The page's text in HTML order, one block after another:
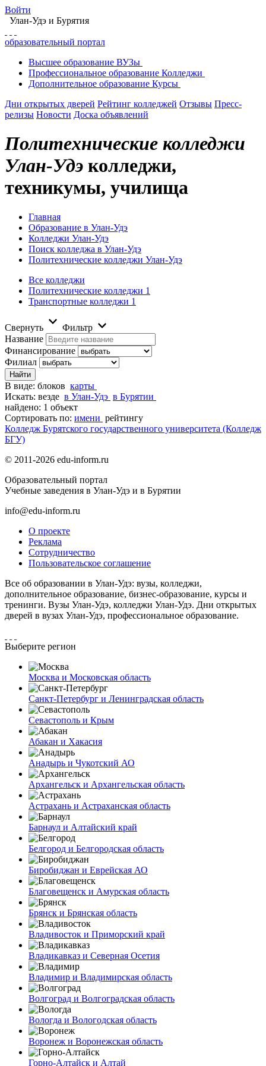
Войти
Улан-Удэ и Бурятия
образовательный портал
Высшее образование ВУЗы
Профессиональное образование Колледжи
Дополнительное образование Курсы
Дни открытых дверей Рейтинг колледжей Отзывы Пресс-
релизы Новости Доска объявлений
Политехнические колледжи
Улан-Удэ колледжи,
техникумы, училища
Главная
Образование в Улан-Удэ
Колледжи Улан-Удэ
Поиск колледжа в Улан-Удэ
Политехнические колледжи Улан-Удэ
Все колледжи
Политехнические колледжи 1
Транспортные колледжи 1
Свернуть
Фильтр
Название
Финансирование
Филиал
В виде: блоков карты
Искать: везде в Улан-Удэ в Бурятии
найдено: 1 объект
Сортировать по: имени рейтингу
Колледж Бурятского государственного университета (Колледж
БГУ)
© 2011-2026 edu-inform.ru
Образовательный портал
Учебные заведения в Улан-Удэ и в Бурятии
info@edu-inform.ru
О проекте
Реклама
Сотрудничество
Пользовательское соглашение
Все об образовании в Улан-Удэ: вузы, колледжи,
дополнительное образование, бизнес-образование, курсы и
тренинги. Вузы Улан-Удэ, колледжи Улан-Удэ. Дни открытых
дверей в вузах Улан-Удэ, профессиональное образование.
Выберите регион
Москва и Московская область
Санкт-Петербург и Ленинградская область
Севастополь и Крым
Абакан и Хакасия
Анадырь и Чукотский АО
Архангельск и Архангельская область
Астрахань и Астраханская область
Барнаул и Алтайский край
Белгород и Белгородская область
Биробиджан и Еврейская АО
Благовещенск и Амурская область
Брянск и Брянская область
Владивосток и Приморский край
Владикавказ и Северная Осетия
Владимир и Владимирская область
Волгоград и Волгоградская область
Вологда и Вологодская область
Воронеж и Воронежская область
Горно-Алтайск и Алтай